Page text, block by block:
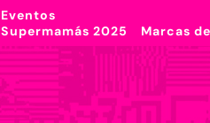
Eventos
Supermamás 2025
Marcas